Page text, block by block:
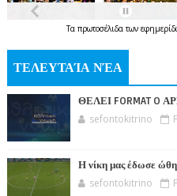
Τα πρωτοσέλιδατων
ΤΕΛΕΥΤΑΊΑ ΝΈΑ
ΘΕΛΕΙ FORMAT O
sefontokitrino
Η νίκη μας έδωσε
sefontokitrino